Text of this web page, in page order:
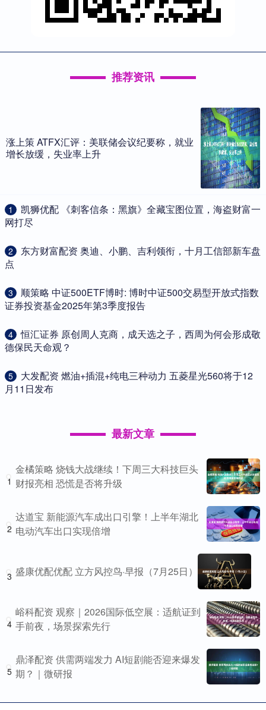
推荐资讯
涨上策 ATFX汇评：美联储会议纪要称，就业
增长放缓，失业率上升
1
​凯狮优配 《刺客信条：黑旗》全藏宝图位置，海盗财富一
网打尽
2
​东方财富配资 奥迪、小鹏、吉利领衔，十月工信部新车盘
点
3
​顺策略 中证500ETF博时: 博时中证500交易型开放式指数
证券投资基金2025年第3季度报告
4
​恒汇证券 原创周人克商，成天选之子，西周为何会形成敬
德保民天命观？
5
​大发配资 燃油+插混+纯电三种动力 五菱星光560将于12
月11日发布
最新文章
1
金橘策略 烧钱大战继续！下周三大科技巨头
财报亮相 恐慌是否将升级
2
达道宝 新能源汽车成出口引擎！上半年湖北
电动汽车出口实现倍增
3 盛康优配优配 立方风控鸟·早报（7月25日）
4
峪科配资 观察｜2026国际低空展：适航证到
手前夜，场景探索先行
5
鼎泽配资 供需两端发力 AI短剧能否迎来爆发
期？｜微研报